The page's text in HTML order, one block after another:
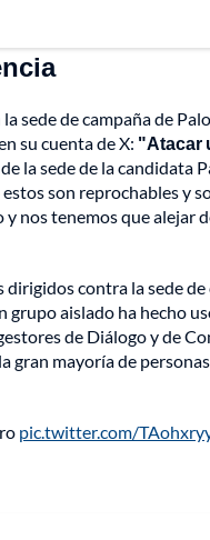
sede de campaña de
su cuenta de X: "Atacar
la sede de la candidata
son reprochables y
nos tenemos que alejar
contra la sede de
grupo aislado ha hecho
de Diálogo y de
gran mayoría de
pic.twitter.com/